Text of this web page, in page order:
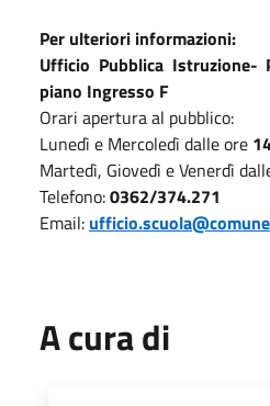
Per ulteriori informazioni:
Ufficio Pubblica Istruzione-
piano Ingresso F
Orari apertura al pubblico:
Lunedì e Mercoledì dalle ore
Martedì, Giovedì e Venerdì
Telefono:0362/374.271
Email:
A cura di